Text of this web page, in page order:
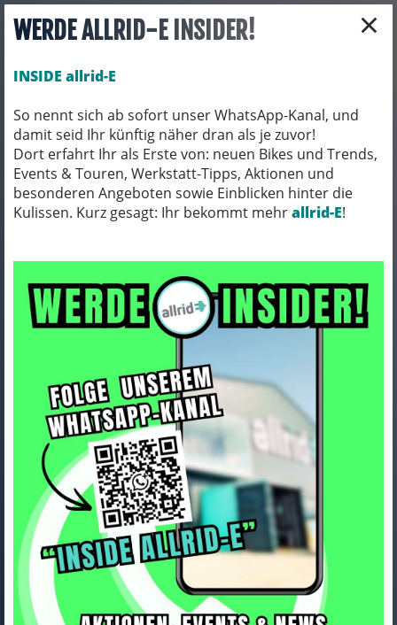
×
WERDE ALLRID-E INSIDER!
INSIDE allrid-E
So nennt sich ab sofort unser WhatsApp-Kanal, und
damit seid Ihr künftig näher dran als je zuvor!
Dort erfahrt Ihr als Erste von: neuen Bikes und Trends,
Events & Touren, Werkstatt-Tipps, Aktionen und
besonderen Angeboten sowie Einblicken hinter die
Kulissen. Kurz gesagt: Ihr bekommt mehrallrid-E!
Toggle navigation
FAHRRADZUBEHÖR PACKTASCHEN / ORTLIEB